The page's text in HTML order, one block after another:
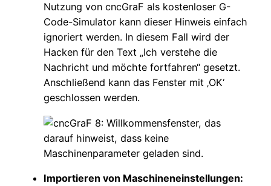
Nutzung von cncGraF als kostenloser G-
Code-Simulator kann dieser Hinweis einfach
ignoriert werden. In diesem Fall wird der
Hacken für den Text „Ich verstehe die
Nachricht und möchte fortfahren“ gesetzt.
Anschließend kann das Fenster mit ‚OK‘
geschlossen werden.
Importieren von Maschineneinstellungen: